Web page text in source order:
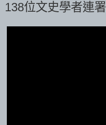
138位文史學者連